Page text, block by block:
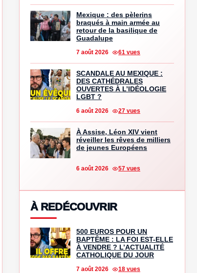
Mexique : des pèlerins
braqués à main armée au
retour de la basilique de
Guadalupe
7 août 2026 61 vues
SCANDALE AU MEXIQUE :
DES CATHÉDRALES
OUVERTES À L’IDÉOLOGIE
LGBT ?
6 août 2026 27 vues
À Assise, Léon XIV vient
réveiller les rêves de milliers
de jeunes Européens
6 août 2026 57 vues
À REDÉCOUVRIR
500 EUROS POUR UN
BAPTÊME : LA FOI EST-ELLE
À VENDRE ? L’ACTUALITÉ
CATHOLIQUE DU JOUR
7 août 2026 18 vues